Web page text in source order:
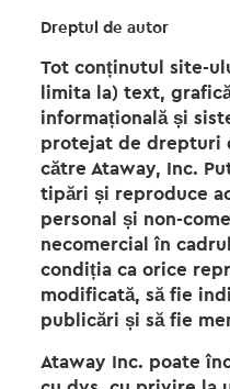
Dreptul de autor
Tot conținutul site-
limita la) text,
informațională și
protejat de drepturi
către Ataway, Inc.
tipări și reproduce
personal și non-
necomercial în
condiția ca orice
modificată, să fie
publicări și să fie
Ataway Inc. poate